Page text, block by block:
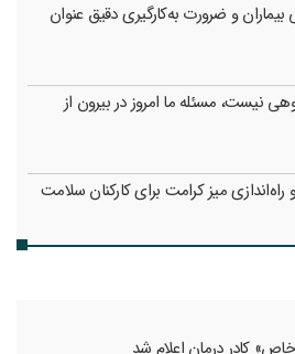
و ضرورت به‌کارگیری دقیق عنوان
نیست، مسئله ما امروز در بیرون از
میز کرامت برای کارکنان سلامت
کادر درمان اعلام شد